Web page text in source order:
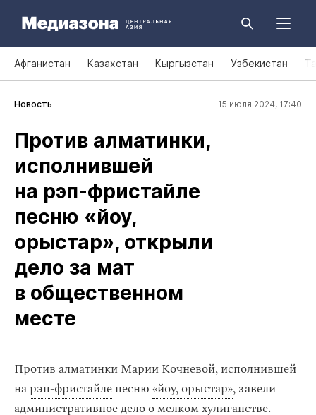
Афганистан Казахстан Кыргызстан Узбекистан
Новость 15 июля 2024, 17:40
Против алматинки,
исполнившей
на рэп‑фристайле
песню «йоу,
орыстар», открыли
дело за мат
в общественном
месте
Против алматинки Марии Кочневой, исполнившей
нарэп-фристайлепесню«йоу, орыстар», завели
административное дело омелком хулиганстве.